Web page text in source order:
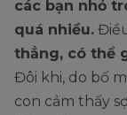
các bạn nhỏ
quá nhiều.
thẳng, có thể
Đôi khi, do bố
con cảm thấy